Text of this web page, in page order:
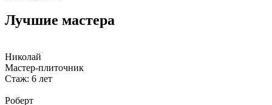
Лучшие мастера
Николай
Мастер-плиточник
Стаж: 6 лет
Роберт